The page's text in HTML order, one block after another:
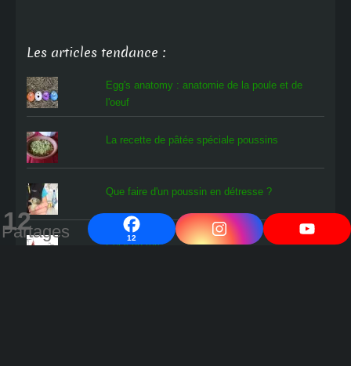
12
Partages 12
Les articles tendance :
Egg's anatomy : anatomie de la poule et de
l'oeuf
La recette de pâtée spéciale poussins
Que faire d'un poussin en détresse ?
L'oiseau rare